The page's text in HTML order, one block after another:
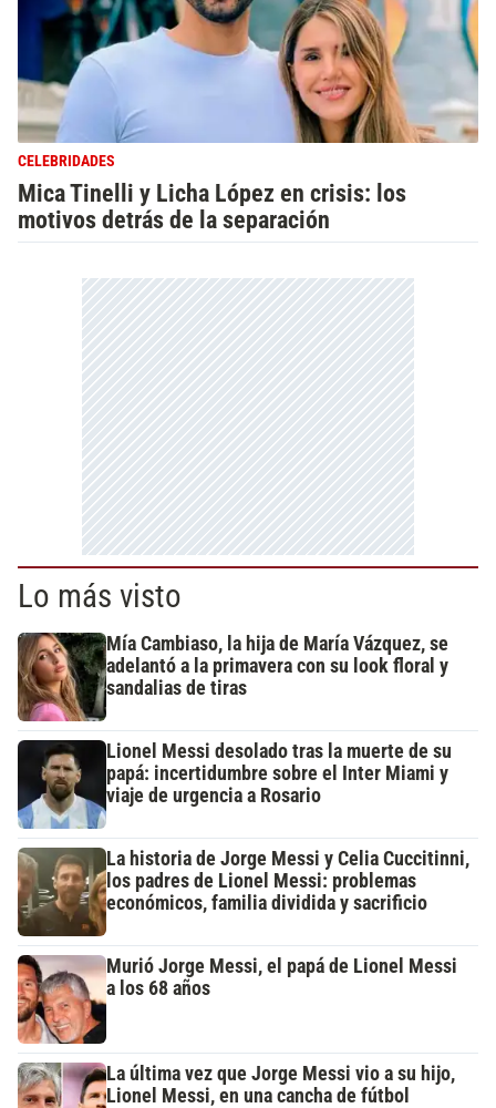
CELEBRIDADES
Mica Tinelli y Licha López en crisis: los
motivos detrás de la separación
Lo más visto
Mía Cambiaso, la hija de María Vázquez, se
adelantó a la primavera con su look floral y
sandalias de tiras
Lionel Messi desolado tras la muerte de su
papá: incertidumbre sobre el Inter Miami y
viaje de urgencia a Rosario
La historia de Jorge Messi y Celia Cuccitinni,
los padres de Lionel Messi: problemas
económicos, familia dividida y sacrificio
Murió Jorge Messi, el papá de Lionel Messi
a los 68 años
La última vez que Jorge Messi vio a su hijo,
Lionel Messi, en una cancha de fútbol